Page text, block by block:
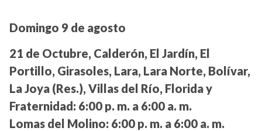
Domingo 9 de agosto
21 de Octubre, Calderón, El Jardín, El
Portillo, Girasoles, Lara, Lara Norte, Bolívar,
La Joya (Res.), Villas del Río, Florida y
Fraternidad: 6:00 p. m. a 6:00 a. m.
Lomas del Molino: 6:00 p. m. a 6:00 a. m.